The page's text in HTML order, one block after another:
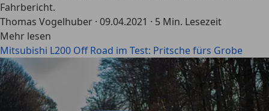
Fahrbericht.
Thomas Vogelhuber · 09.04.2021 · 5 Min. Lesezeit
Mehr lesen
Mitsubishi L200 Off Road im Test: Pritsche fürs Grobe